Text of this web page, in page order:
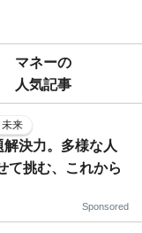
マネーの
人気記事
来
決力。多様な人
て挑む、これから
Sponsored